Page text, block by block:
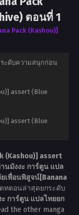
ตอนที่ 1
Pack (Kashou)]
ระดับความสนุกก่อน
assert (Blue
assert (Blue
(Kashou)] assert
นมังงะ การ์ตูน แปล
ยเพื่อนพิสูจน์[Banana
ทตอนล่าสุดยกระดับ
การ์ตูน แปลไทยยก
the other manga